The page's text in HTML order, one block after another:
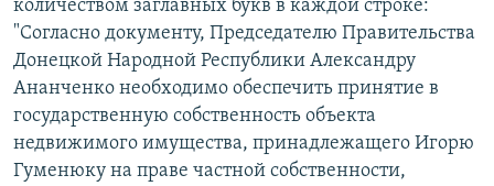
количеством заглавных букв в каждой строке:
"Согласно документу, Председателю Правительства
Донецкой Народной Республики Александру
Ананченко необходимо обеспечить принятие в
государственную собственность объекта
недвижимого имущества, принадлежащего Игорю
Гуменюку на праве частной собственности,